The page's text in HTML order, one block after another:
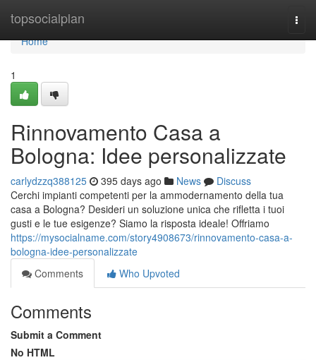
topsocialplan
Home
Home
1
Rinnovamento Casa a
Bologna: Idee personalizzate
carlydzzq388125 395 days ago News
Discuss
Cerchi impianti competenti per la ammodernamento della tua
casa a Bologna? Desideri un soluzione unica che rifletta i tuoi
gusti e le tue esigenze? Siamo la risposta ideale! Offriamo
https://mysocialname.com/story4908673/rinnovamento-casa-a-
bologna-idee-personalizzate
Comments
Who Upvoted
Comments
Submit a Comment
No HTML